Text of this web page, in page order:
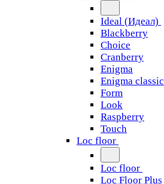
Ideal (Идеал)
Blackberry
Choice
Cranberry
Enigma
Enigma classic
Form
Look
Raspberry
Touch
Loc floor
Loc floor
Loc Floor Plus